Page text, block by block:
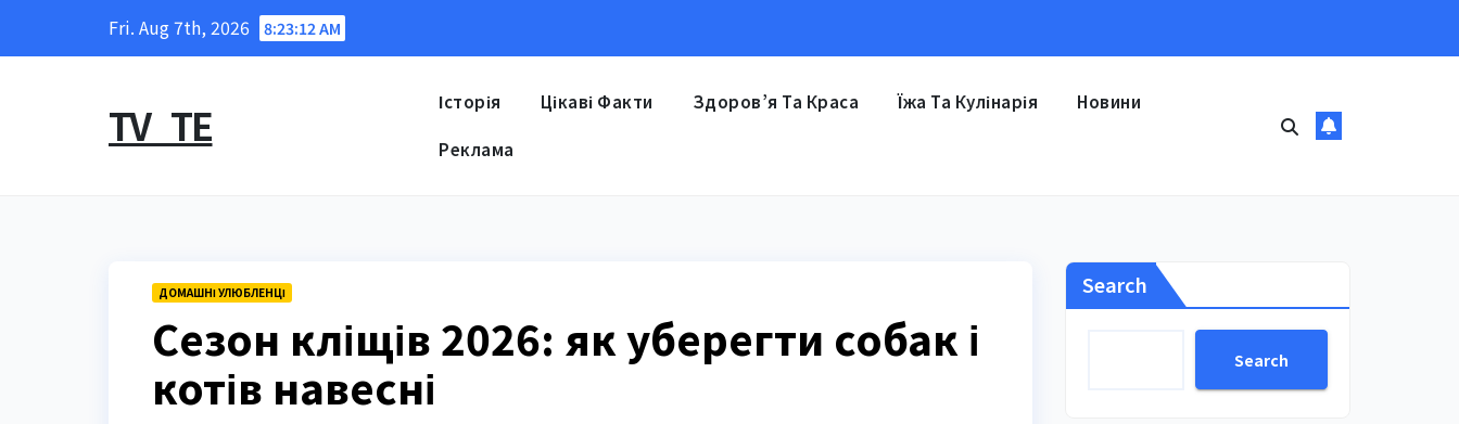
Fri. Aug 7th, 2026 8:23:13 AM
TV_TE Історія Цікаві Факти Здоров’я Та Краса Їжа Та Кулінарія Новини
Реклама
ДОМАШНІ УЛЮБЛЕНЦІ
Сезон кліщів 2026: як уберегти собак і
котів навесні
Search
Search